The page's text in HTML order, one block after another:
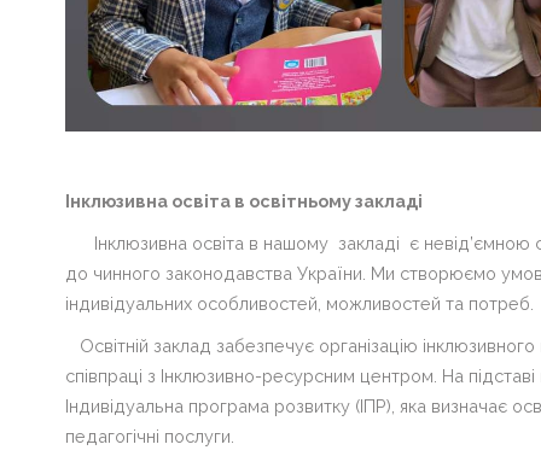
Інклюзивна освіта в освітньому закладі
Інклюзивна освіта в нашому закладі є невід’ємною
до чинного законодавства України. Ми створюємо
індивідуальних особливостей, можливостей та потреб.
Освітній заклад забезпечує організацію
співпраці з Інклюзивно-ресурсним центром. На
Індивідуальна програма розвитку (ІПР), яка визначає
педагогічні послуги.